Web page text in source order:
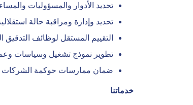
تحديد الأدوار والمسؤوليات
تحديد وإدارة ومراقبة حالة
التقييم المستقل لوظائف التدقيق
تطوير نموذج تشغيل وسياسات
ضمان ممارسات حوكمة الشركات
خدماتنا